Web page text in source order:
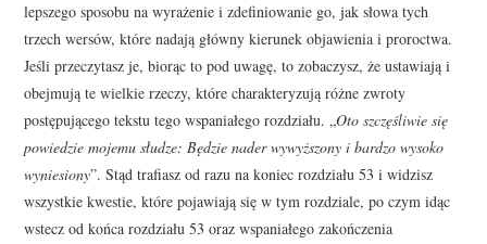
lepszego sposobu na wyrażenie i zdefiniowanie go, jak słowa tych
trzech wersów, które nadają główny kierunek objawienia i proroctwa.
Jeśli przeczytasz je, biorąc to pod uwagę, to zobaczysz, że ustawiają i
obejmują te wielkie rzeczy, które charakteryzują różne zwroty
postępującego tekstu tego wspaniałego rozdziału. „Oto szczęśliwie się
powiedzie mojemu słudze: Będzie nader wywyższony i bardzo wysoko
wyniesiony”. Stąd trafiasz od razu na koniec rozdziału 53 i widzisz
wszystkie kwestie, które pojawiają się w tym rozdziale, po czym idąc
wstecz od końca rozdziału 53 oraz wspaniałego zakończenia